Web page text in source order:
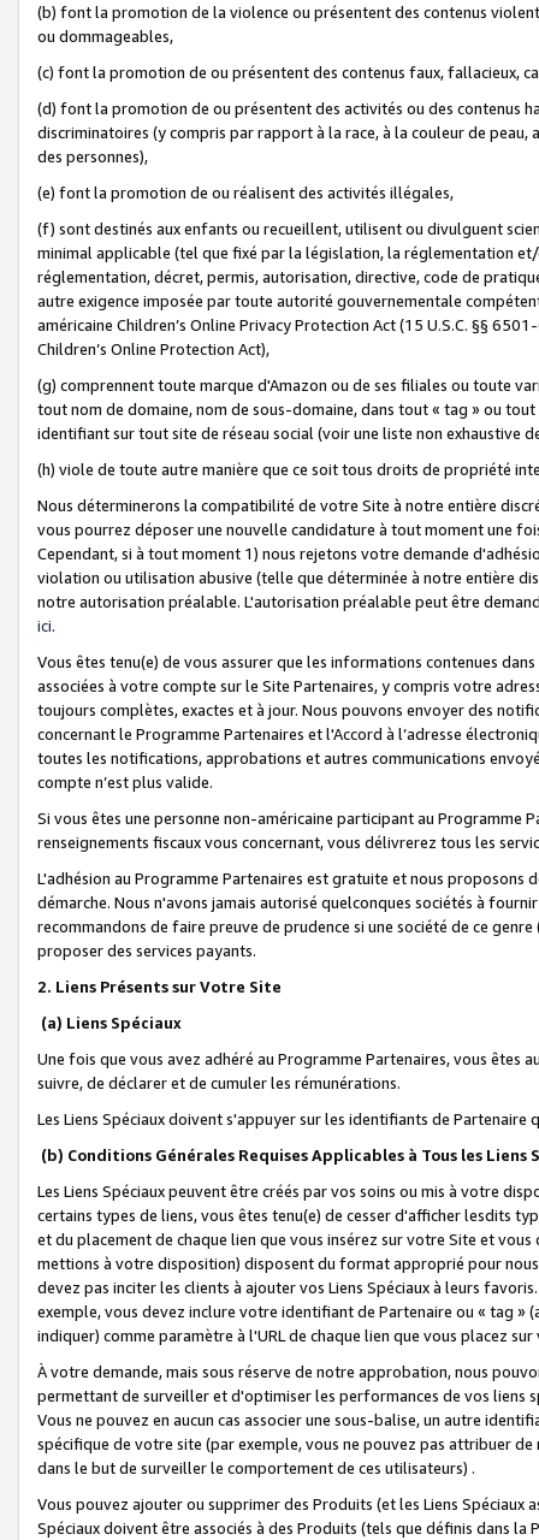
(b) font la promotion de la violence ou présentent des contenus
ou dommageables,
(c) font la promotion de ou présentent des contenus faux, fallacieux,
(d) font la promotion de ou présentent des activités ou des contenus
discriminatoires (y compris par rapport à la race, à la couleur de
des personnes),
(e) font la promotion de ou réalisent des activités illégales,
(f) sont destinés aux enfants ou recueillent, utilisent ou divulguent
minimal applicable (tel que fixé par la législation, la réglementation
réglementation, décret, permis, autorisation, directive, code de
autre exigence imposée par toute autorité gouvernementale
américaine Children’s Online Privacy Protection Act (15 U.S.C. §§
Children’s Online Protection Act),
(g) comprennent toute marque d'Amazon ou de ses filiales ou toute
tout nom de domaine, nom de sous-domaine, dans tout « tag » ou
identifiant sur tout site de réseau social (voir une liste non exhaustive
(h) viole de toute autre manière que ce soit tous droits de propriété
Nous déterminerons la compatibilité de votre Site à notre entière
vous pourrez déposer une nouvelle candidature à tout moment une
Cependant, si à tout moment 1) nous rejetons votre demande
violation ou utilisation abusive (telle que déterminée à notre entière
notre autorisation préalable. L'autorisation préalable peut être
ici.
Vous êtes tenu(e) de vous assurer que les informations contenues
associées à votre compte sur le Site Partenaires, y compris votre
toujours complètes, exactes et à jour. Nous pouvons envoyer des
concernant le Programme Partenaires et l'Accord à l’adresse
toutes les notifications, approbations et autres communications
compte n’est plus valide.
Si vous êtes une personne non-américaine participant au
renseignements fiscaux vous concernant, vous délivrerez tous les
L'adhésion au Programme Partenaires est gratuite et nous proposons
démarche. Nous n'avons jamais autorisé quelconques sociétés à
recommandons de faire preuve de prudence si une société de ce
proposer des services payants.
2. Liens Présents sur Votre Site
(a) Liens Spéciaux
Une fois que vous avez adhéré au Programme Partenaires, vous êtes
suivre, de déclarer et de cumuler les rémunérations.
Les Liens Spéciaux doivent s'appuyer sur les identifiants de Partenaire
(b) Conditions Générales Requises Applicables à Tous les Liens
Les Liens Spéciaux peuvent être créés par vos soins ou mis à votre
certains types de liens, vous êtes tenu(e) de cesser d'afficher lesdits
et du placement de chaque lien que vous insérez sur votre Site et
mettions à votre disposition) disposent du format approprié pour
devez pas inciter les clients à ajouter vos Liens Spéciaux à leurs
exemple, vous devez inclure votre identifiant de Partenaire ou « tag
indiquer) comme paramètre à l'URL de chaque lien que vous placez
À votre demande, mais sous réserve de notre approbation, nous
permettant de surveiller et d'optimiser les performances de vos liens
Vous ne pouvez en aucun cas associer une sous-balise, un autre
spécifique de votre site (par exemple, vous ne pouvez pas attribuer
dans le but de surveiller le comportement de ces utilisateurs) .
Vous pouvez ajouter ou supprimer des Produits (et les Liens
Spéciaux doivent être associés à des Produits (tels que définis dans